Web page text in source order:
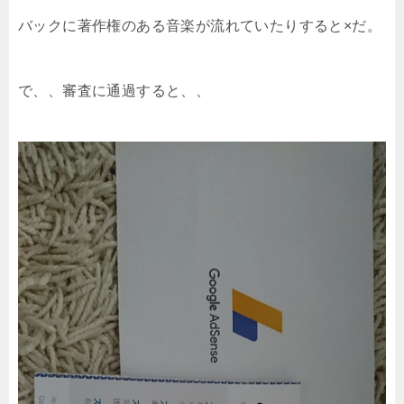
バックに著作権のある音楽が流れていたりすると×だ。
で、、審査に通過すると、、